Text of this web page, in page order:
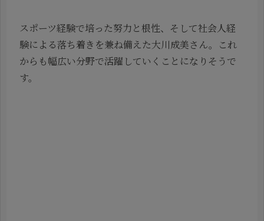
スポーツ経験で培った努力と根性、そして社会人経
験による落ち着きを兼ね備えた大川成美さん。これ
からも幅広い分野で活躍していくことになりそうで
す。